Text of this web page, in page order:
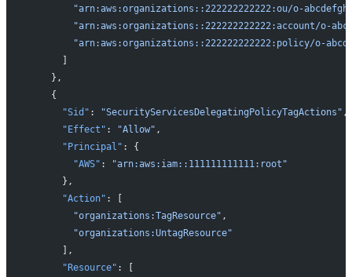
"arn:aws:organizations::222222222222:ou/o-
"arn:aws:organizations::222222222222:account/o-
"arn:aws:organizations::222222222222:policy/o-
    },
    {
      "Sid"
: "SecurityServicesDelegatingPolicyTagActions" ,
      "Effect"
: "Allow" ,
      "Principal"
: {
        "AWS"
:
"arn:aws:iam::111111111111:root"
      },
      "Action"
: [
        "organizations:TagResource"
,
        "organizations:UntagResource"
      ],
      "Resource"
: [